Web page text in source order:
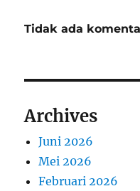
Tidak ada
Archives
Juni 2026
Mei 2026
Februari 2026